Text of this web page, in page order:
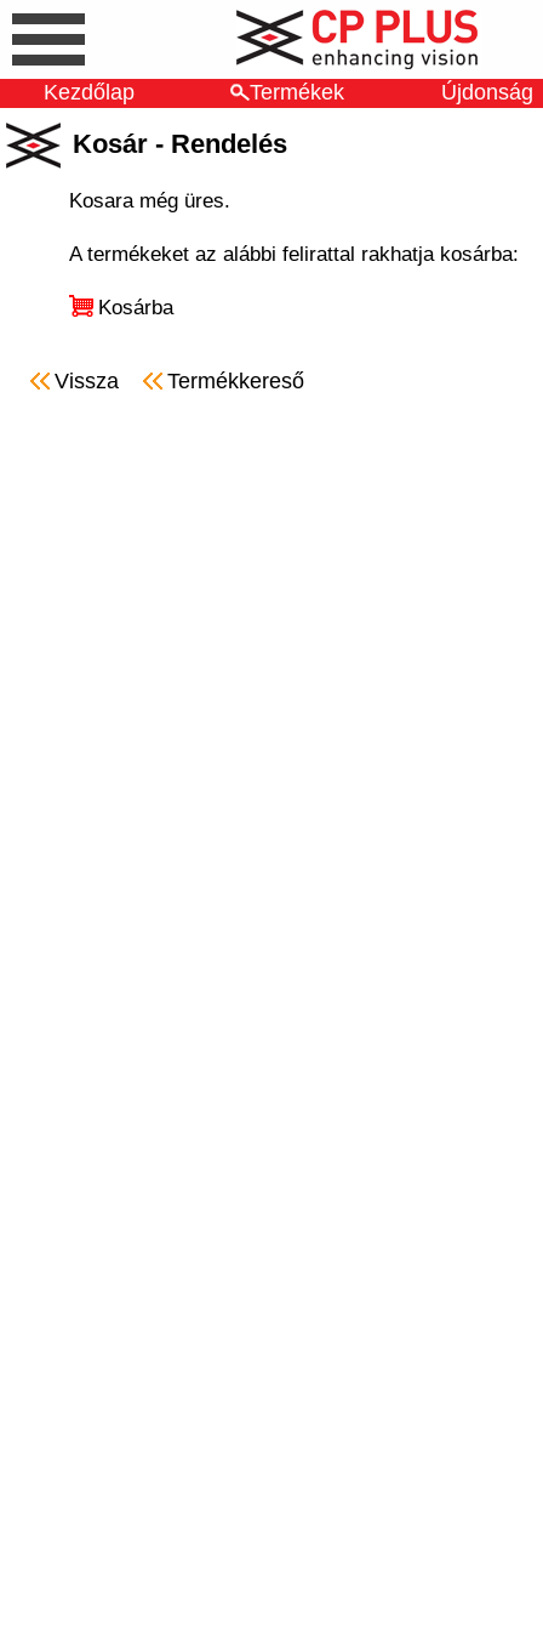
Kezdőlap Termékek Újdonság
Kosár - Rendelés
Kosara még üres.
A termékeket az alábbi felirattal rakhatja kosárba:
Kosárba
Vissza Termékkereső